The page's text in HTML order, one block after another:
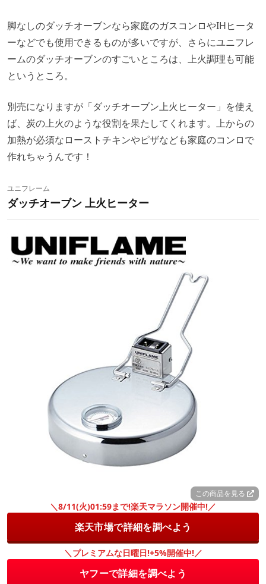
脚なしのダッチオーブンなら家庭のガスコンロやIHヒータ
ーなどでも使用できるものが多いですが、さらにユニフレ
ームのダッチオーブンのすごいところは、上火調理も可能
というところ。
別売になりますが「ダッチオーブン上火ヒーター」を使え
ば、炭の上火のような役割を果たしてくれます。上からの
加熱が必須なローストチキンやピザなども家庭のコンロで
作れちゃうんです！
ユニフレーム
ダッチオーブン 上火ヒーター
この商品を見る
＼8/11(火)01:59まで!楽天マラソン開催中!／
楽天市場で詳細を調べよう
＼プレミアムな日曜日!+5%開催中!／
ヤフーで詳細を調べよう